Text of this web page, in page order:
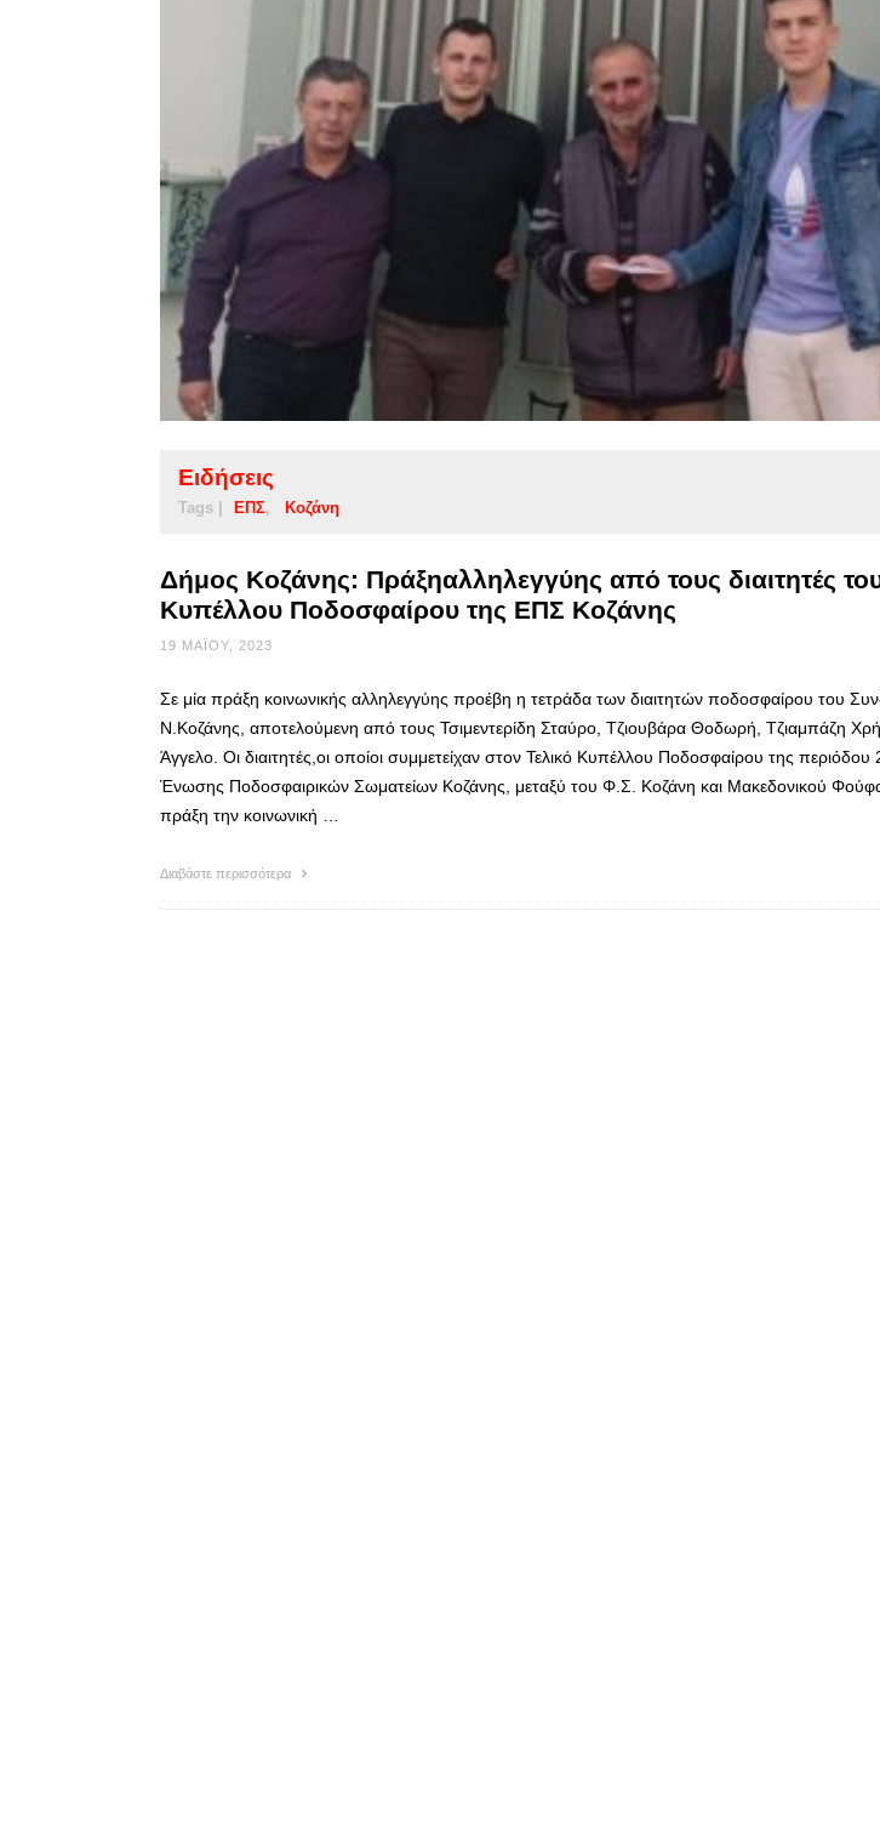
Ειδήσεις
Tags | ΕΠΣ Κοζάνη
Δήμος Κοζάνης: Πράξηαλληλεγγύης από τους διαιτητές
Κυπέλλου Ποδοσφαίρου της ΕΠΣ Κοζάνης
19 ΜΑΪ́ΟΥ, 2023
Σε μία πράξη κοινωνικής αλληλεγγύης προέβη η τετράδα των διαιτητών ποδοσφαίρου του
Ν.Κοζάνης, αποτελούμενη από τους Τσιμεντερίδη Σταύρο, Τζιουβάρα Θοδωρή, Τζιαμπάζη
Άγγελο. Οι διαιτητές,οι οποίοι συμμετείχαν στον Τελικό Κυπέλλου Ποδοσφαίρου της
Ένωσης Ποδοσφαιρικών Σωματείων Κοζάνης, μεταξύ του Φ.Σ. Κοζάνη και Μακεδονικού
πράξη την κοινωνική …
Διαβάστε περισσότερα